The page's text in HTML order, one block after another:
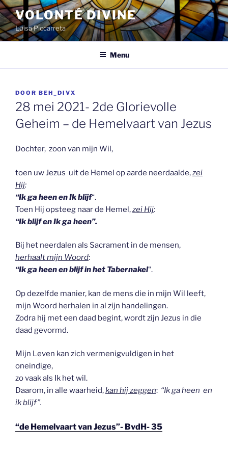
Spring
naar
de
inhoud
VOLONTÉ DIVINE
Luisa Piccarreta
Menu
GEPLAATST
OP
DOOR BEH_DIVX
28 mei 2021- 2de Glorievolle
Geheim – de Hemelvaart van Jezus
Dochter, zoon van mijn Wil,
toen uw Jezus uit de Hemel op aarde neerdaalde,zei
Hij:
“Ik ga heen en Ik blijf“.
Toen Hij opsteeg naar de Hemel,zei Hij:
“Ik blijf en Ik ga heen”.
Bij het neerdalen als Sacrament in de mensen,
herhaalt mijn Woord:
“Ik ga heen en blijf in het Tabernakel“.
Op dezelfde manier, kan de mens die in mijn Wil leeft,
mijn Woord herhalen in al zijn handelingen.
Zodra hij met een daad begint, wordt zijn Jezus in die
daad gevormd.
Mijn Leven kan zich vermenigvuldigen in het
oneindige,
zo vaak als Ik het wil.
Daarom, in alle waarheid,kan hij zeggen: “Ik ga heen en
ik blijf”.
“de Hemelvaart van Jezus”- BvdH- 35